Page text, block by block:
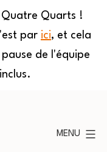
Quatre Quarts !
par ici, et cela
de l'équipe
MENU